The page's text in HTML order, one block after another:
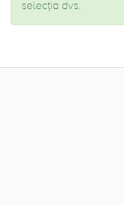
selecția dvs.